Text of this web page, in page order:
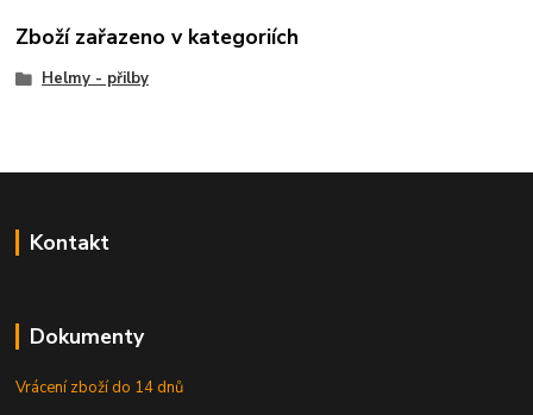
Zboží zařazeno v kategoriích
Helmy - přilby
Kontakt
Dokumenty
Vrácení zboží do 14 dnů